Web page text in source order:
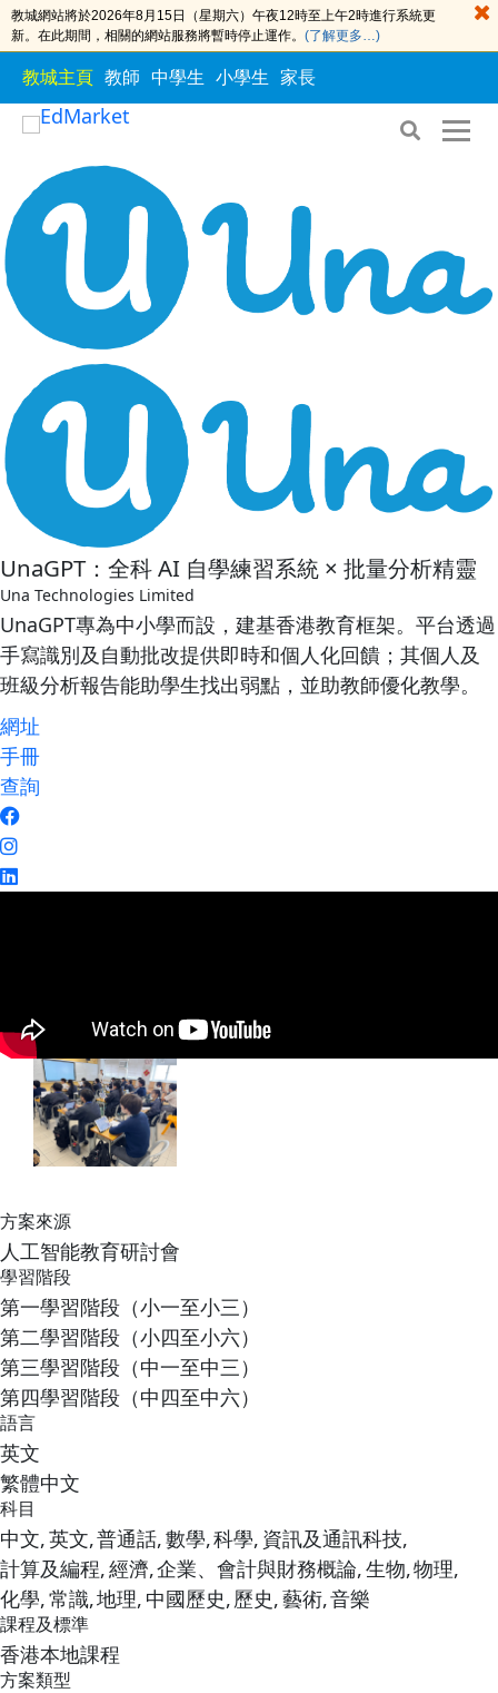
教城網站將於2026年8月15日（星期六）午夜12時至上午2時進行系統更
新。在此期間，相關的網站服務將暫時停止運作。 (了解更多…)
教城主頁 教師 中學生 小學生 家長
p
t
c
o
n
e
n
t
p
t
t
e
n
UnaGPT：全科 AI 自學練習系統 × 批量分析精靈
Una Technologies Limited
UnaGPT專為中小學而設，建基香港教育框架。平台透過
手寫識別及自動批改提供即時和個人化回饋；其個人及
班級分析報告能助學生找出弱點，並助教師優化教學。
網址
手冊
查詢
方案來源
人工智能教育研討會
學習階段
第一學習階段（小一至小三）
第二學習階段（小四至小六）
第三學習階段（中一至中三）
第四學習階段（中四至中六）
語言
英文
繁體中文
科目
中文,英文,普通話,數學,科學, 資訊及通訊科技,
計算及編程,經濟,企業、會計與財務概論,生物,物理,
化學,常識,地理, 中國歷史,歷史,藝術,音樂
課程及標準
香港本地課程
方案類型